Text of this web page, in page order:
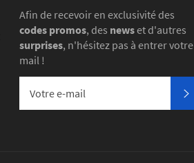
Afin de recevoir en exclusivité des
codes promos, des newset d'autres
surprises, n'hésitez pas à entrer votre
mail !